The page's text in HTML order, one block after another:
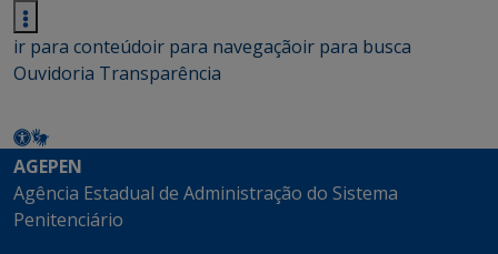
ir para conteúdoir para navegaçãoir para busca
Ouvidoria Transparência
AGEPEN
Agência Estadual de Administração do Sistema
Penitenciário